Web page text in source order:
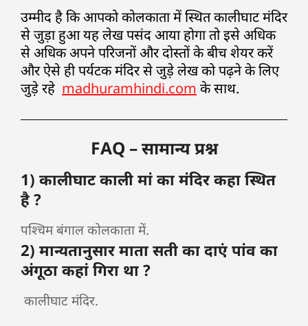
उम्मीद है कि आपको कोलकाता में स्थित कालीघाट मंदिर
से जुड़ा हुआ यह लेख पसंद आया होगा तो इसे अधिक
से अधिक अपने परिजनों और दोस्तों के बीच शेयर करें
और ऐसे ही पर्यटक मंदिर से जुड़े लेख को पढ़ने के लिए
जुड़े रहे madhuramhindi.com के साथ.
FAQ – सामान्य प्रश्न
1) कालीघाट काली मां का मंदिर कहा स्थित
है ?
पश्चिम बंगाल कोलकाता में.
2) मान्यतानुसार माता सती का दाएं पांव का
अंगूठा कहां गिरा था ?
कालीघाट मंदिर.